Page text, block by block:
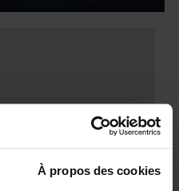
À propos des cookies